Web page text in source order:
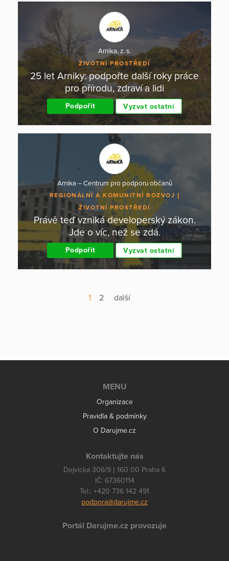
Arnika, z. s.
ŽIVOTNÍ PROSTŘEDÍ
25 let Arniky: podpořte další roky práce
pro přírodu, zdraví a lidi
Podpořit Vyzvat ostatní
Arnika – Centrum pro podporu občanů
REGIONÁLNÍ A KOMUNITNÍ ROZVOJ
ŽIVOTNÍ PROSTŘEDÍ
Právě teď vzniká developerský zákon.
Jde o víc, než se zdá.
Podpořit Vyzvat ostatní
1 2 další
MENU
Organizace
Pravidla & podmínky
O Darujme.cz
Kontaktujte nás
Dejvická 306/9 | 160 00 Praha 6
IČ: 67360114
Tel.: +420 736 142 491
podpora@darujme.cz
Portál Darujme.cz provozuje